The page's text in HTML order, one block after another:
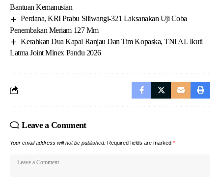
Bantuan Kemanusian
Perdana, KRI Prabu Siliwangi-321 Laksanakan Uji Coba
Penembakan Meriam 127 Mm
Kerahkan Dua Kapal Ranjau Dan Tim Kopaska, TNI AL Ikuti
Latma Joint Minex Pandu 2026
Leave a Comment
Your email address will not be published. Required fields are marked *